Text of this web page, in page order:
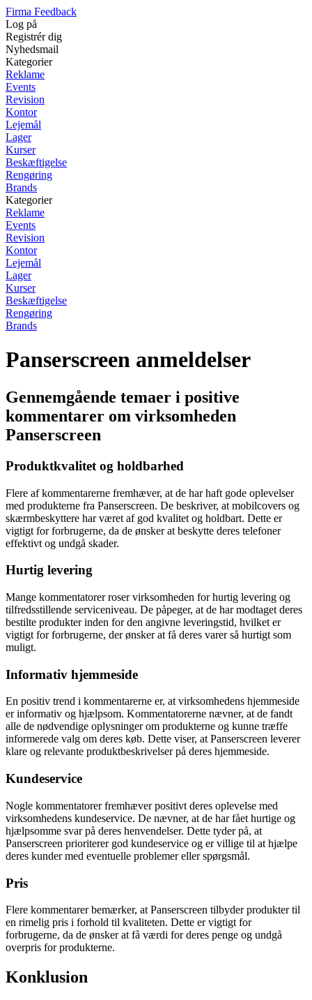
Firma Feedback
Log på
Registrér dig
Nyhedsmail
Kategorier
Reklame
Events
Revision
Kontor
Lejemål
Lager
Kurser
Beskæftigelse
Rengøring
Brands
Kategorier
Reklame
Events
Revision
Kontor
Lejemål
Lager
Kurser
Beskæftigelse
Rengøring
Brands
Panserscreen anmeldelser
Gennemgående temaer i positive
kommentarer om virksomheden
Panserscreen
Produktkvalitet og holdbarhed
Flere af kommentarerne fremhæver, at de har haft gode oplevelser
med produkterne fra Panserscreen. De beskriver, at mobilcovers og
skærmbeskyttere har været af god kvalitet og holdbart. Dette er
vigtigt for forbrugerne, da de ønsker at beskytte deres telefoner
effektivt og undgå skader.
Hurtig levering
Mange kommentatorer roser virksomheden for hurtig levering og
tilfredsstillende serviceniveau. De påpeger, at de har modtaget deres
bestilte produkter inden for den angivne leveringstid, hvilket er
vigtigt for forbrugerne, der ønsker at få deres varer så hurtigt som
muligt.
Informativ hjemmeside
En positiv trend i kommentarerne er, at virksomhedens hjemmeside
er informativ og hjælpsom. Kommentatorerne nævner, at de fandt
alle de nødvendige oplysninger om produkterne og kunne træffe
informerede valg om deres køb. Dette viser, at Panserscreen leverer
klare og relevante produktbeskrivelser på deres hjemmeside.
Kundeservice
Nogle kommentatorer fremhæver positivt deres oplevelse med
virksomhedens kundeservice. De nævner, at de har fået hurtige og
hjælpsomme svar på deres henvendelser. Dette tyder på, at
Panserscreen prioriterer god kundeservice og er villige til at hjælpe
deres kunder med eventuelle problemer eller spørgsmål.
Pris
Flere kommentarer bemærker, at Panserscreen tilbyder produkter til
en rimelig pris i forhold til kvaliteten. Dette er vigtigt for
forbrugerne, da de ønsker at få værdi for deres penge og undgå
overpris for produkterne.
Konklusion